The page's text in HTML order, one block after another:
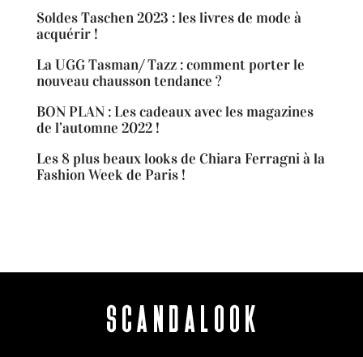
Soldes Taschen 2023 : les livres de mode à
acquérir !
La UGG Tasman/ Tazz : comment porter le
nouveau chausson tendance ?
BON PLAN : Les cadeaux avec les magazines
de l’automne 2022 !
Les 8 plus beaux looks de Chiara Ferragni à la
Fashion Week de Paris !